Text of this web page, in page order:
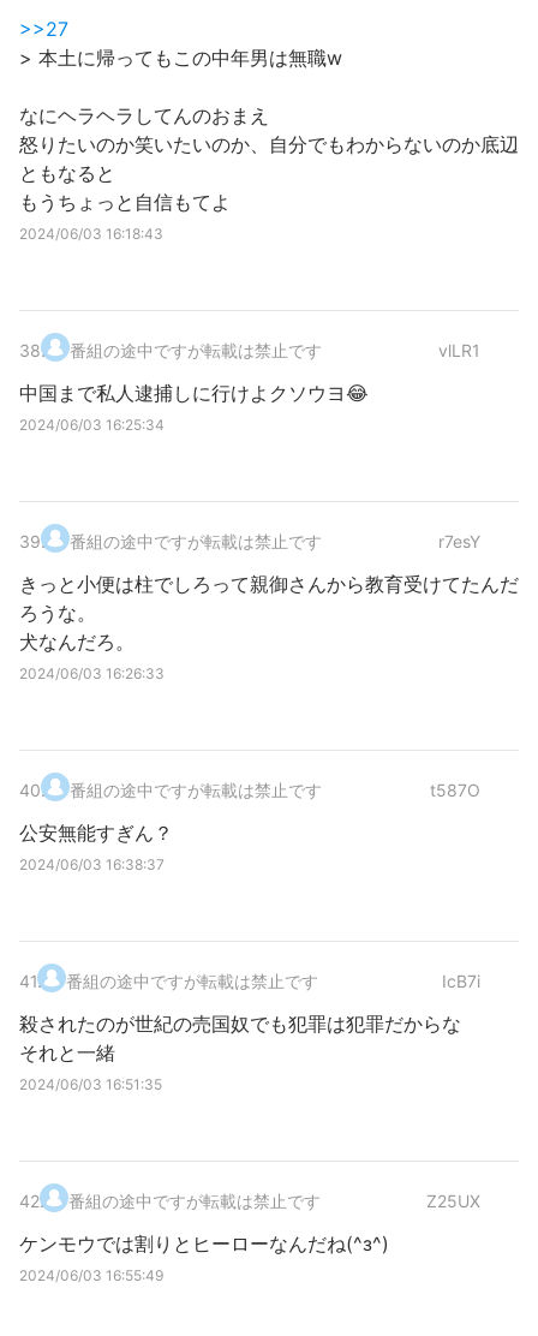
>>27
> 本土に帰ってもこの中年男は無職w
なにヘラヘラしてんのおまえ
怒りたいのか笑いたいのか、自分でもわからないのか底辺
ともなると
もうちょっと自信もてよ
2024/06/03 16:18:43
38. 番組の途中ですが転載は禁止です vlLR1
中国まで私人逮捕しに行けよクソウヨ😂
2024/06/03 16:25:34
39. 番組の途中ですが転載は禁止です r7esY
きっと小便は柱でしろって親御さんから教育受けてたんだ
ろうな。
犬なんだろ。
2024/06/03 16:26:33
40. 番組の途中ですが転載は禁止です t587O
公安無能すぎん？
2024/06/03 16:38:37
41. 番組の途中ですが転載は禁止です IcB7i
殺されたのが世紀の売国奴でも犯罪は犯罪だからな
それと一緒
2024/06/03 16:51:35
42. 番組の途中ですが転載は禁止です Z25UX
ケンモウでは割りとヒーローなんだね(^з^)
2024/06/03 16:55:49